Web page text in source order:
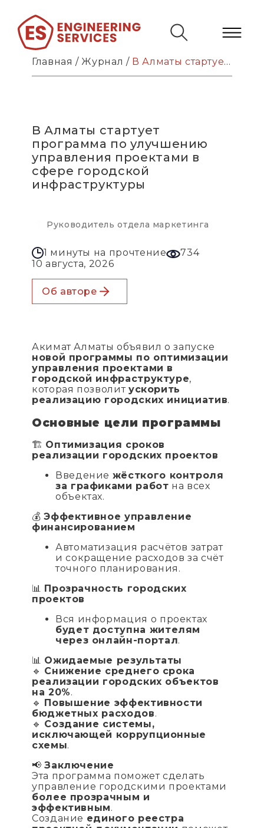
Главная / Журнал / В Алматы стартует программа по улучшению управления проектами в сфере городской инфраструктуры
В Алматы стартует
программа по улучшению
управления проектами в
сфере городской
инфраструктуры
Руководитель отдела маркетинга
1 минуты на прочтение
734
10 августа, 2026
Об авторе
Акимат Алматы объявил о запуске
новой программы по оптимизации
управления проектами в
городской инфраструктуре,
которая позволит ускорить
реализацию городских инициатив.
Основные цели программы
🏗 Оптимизация сроков
реализации городских проектов
Введение жёсткого контроля
за графиками работ на всех
объектах.
💰Эффективное управление
финансированием
Автоматизация расчётов затрат
и сокращение расходов за счёт
точного планирования.
📊 Прозрачность городских
проектов
Вся информация о проектах
будет доступна жителям
через онлайн-портал.
📊 Ожидаемые результаты
🔹 Снижение среднего срока
реализации городских объектов
на 20%.
🔹
Повышение эффективности
бюджетных расходов.
🔹 Создание системы,
исключающей коррупционные
схемы.
📢Заключение
Эта программа поможет сделать
управление городскими проектами
более прозрачным и
эффективным.
Создание единого реестра